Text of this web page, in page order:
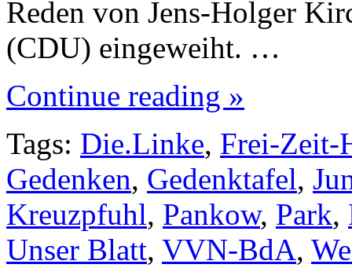
Reden von Jens-Holger
(CDU) eingeweiht. …
Continue reading »
Tags: Die.Linke, Frei-Zeit-
Gedenken, Gedenktafel,
Kreuzpfuhl, Pankow, Park,
Unser Blatt, VVN-BdA,